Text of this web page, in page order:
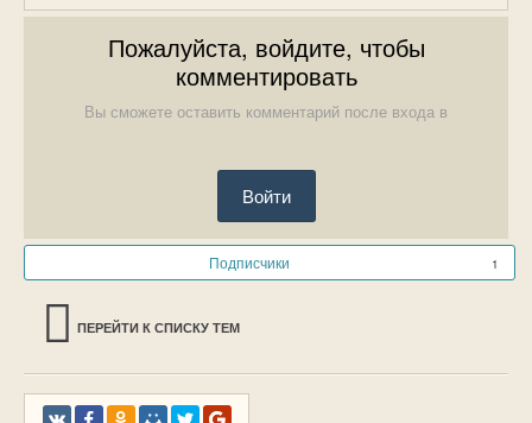
Пожалуйста, войдите, чтобы
комментировать
Вы сможете оставить комментарий после входа в
Войти
Подписчики 1
ПЕРЕЙТИ К СПИСКУ ТЕМ